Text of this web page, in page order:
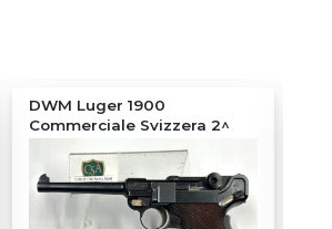
DWM Luger 1900
Commerciale Svizzera 2^